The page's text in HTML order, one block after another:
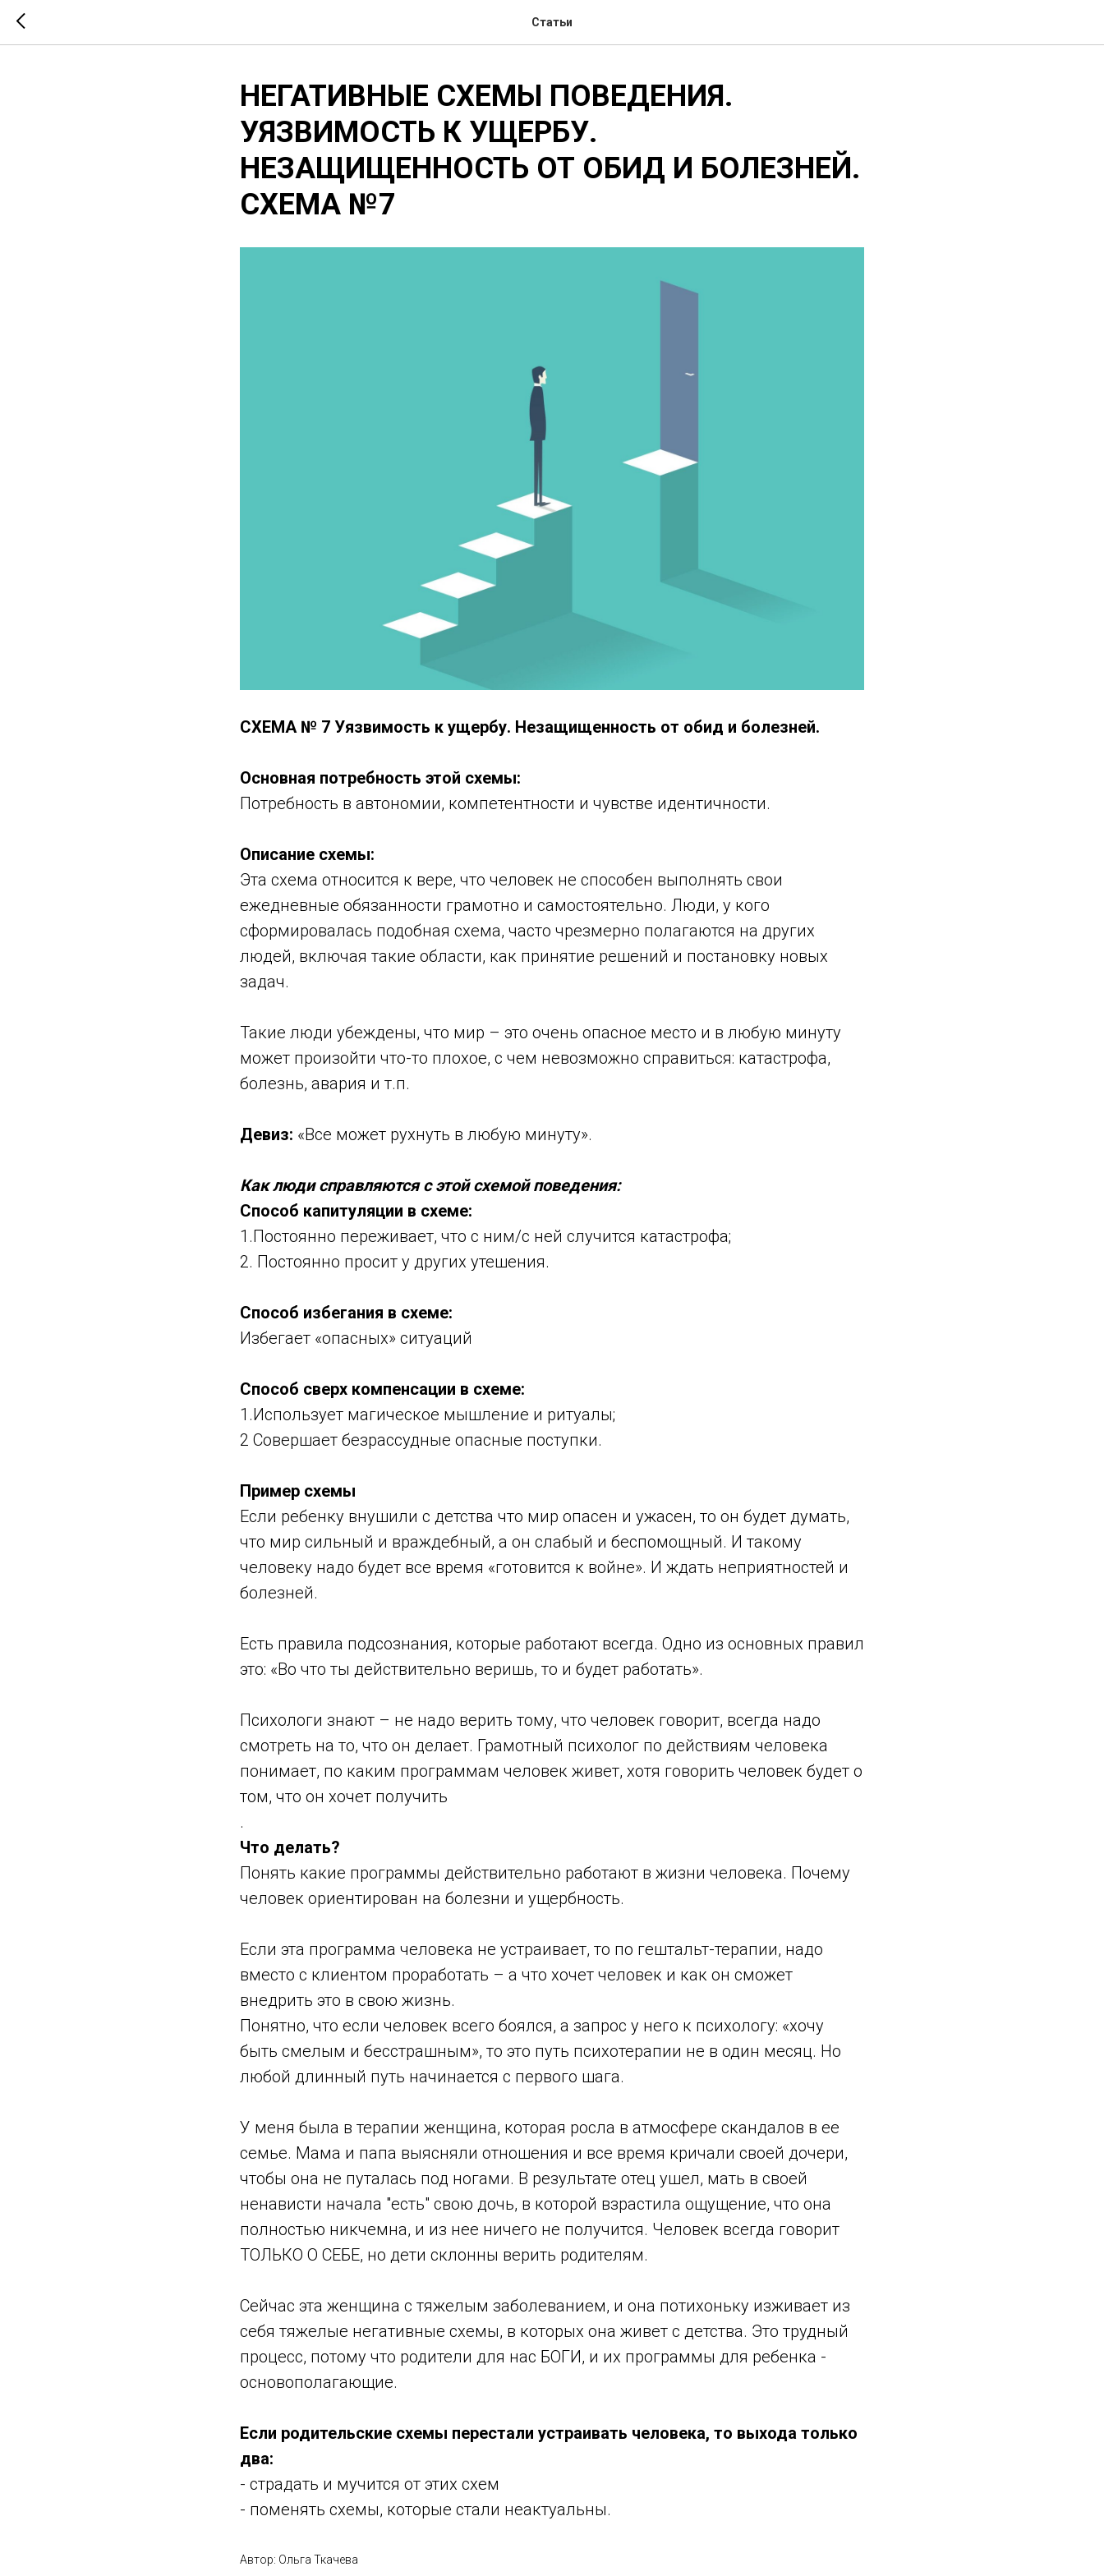
Статьи
НЕГАТИВНЫЕ СХЕМЫ ПОВЕДЕНИЯ.
УЯЗВИМОСТЬ К УЩЕРБУ.
НЕЗАЩИЩЕННОСТЬ ОТ ОБИД И БОЛЕЗНЕЙ.
СХЕМА №7
СХЕМА № 7 Уязвимость к ущербу. Незащищенность от обид и болезней.
Основная потребность этой схемы:
Потребность в автономии, компетентности и чувстве идентичности.
Описание схемы:
Эта схема относится к вере, что человек не способен выполнять свои
ежедневные обязанности грамотно и самостоятельно. Люди, у кого
сформировалась подобная схема, часто чрезмерно полагаются на других
людей, включая такие области, как принятие решений и постановку новых
задач.
Такие люди убеждены, что мир – это очень опасное место и в любую минуту
может произойти что-то плохое, с чем невозможно справиться: катастрофа,
болезнь, авария и т.п.
Девиз: «Все может рухнуть в любую минуту».
Как люди справляются с этой схемой поведения:
Способ капитуляции в схеме:
1.Постоянно переживает, что с ним/с ней случится катастрофа;
2. Постоянно просит у других утешения.
Способ избегания в схеме:
Избегает «опасных» ситуаций
Способ сверх компенсации в схеме:
1.Использует магическое мышление и ритуалы;
2 Совершает безрассудные опасные поступки.
Пример схемы
Если ребенку внушили с детства что мир опасен и ужасен, то он будет думать,
что мир сильный и враждебный, а он слабый и беспомощный. И такому
человеку надо будет все время «готовится к войне». И ждать неприятностей и
болезней.
Есть правила подсознания, которые работают всегда. Одно из основных правил
это: «Во что ты действительно веришь, то и будет работать».
Психологи знают – не надо верить тому, что человек говорит, всегда надо
смотреть на то, что он делает. Грамотный психолог по действиям человека
понимает, по каким программам человек живет, хотя говорить человек будет о
том, что он хочет получить
.
Что делать?
Понять какие программы действительно работают в жизни человека. Почему
человек ориентирован на болезни и ущербность.
Если эта программа человека не устраивает, то по гештальт-терапии, надо
вместо с клиентом проработать – а что хочет человек и как он сможет
внедрить это в свою жизнь.
Понятно, что если человек всего боялся, а запрос у него к психологу: «хочу
быть смелым и бесстрашным», то это путь психотерапии не в один месяц. Но
любой длинный путь начинается с первого шага.
У меня была в терапии женщина, которая росла в атмосфере скандалов в ее
семье. Мама и папа выясняли отношения и все время кричали своей дочери,
чтобы она не путалась под ногами. В результате отец ушел, мать в своей
ненависти начала "есть" свою дочь, в которой взрастила ощущение, что она
полностью никчемна, и из нее ничего не получится. Человек всегда говорит
ТОЛЬКО О СЕБЕ, но дети склонны верить родителям.
Сейчас эта женщина с тяжелым заболеванием, и она потихоньку изживает из
себя тяжелые негативные схемы, в которых она живет с детства. Это трудный
процесс, потому что родители для нас БОГИ, и их программы для ребенка -
основополагающие.
Если родительские схемы перестали устраивать человека, то выхода только
два:
- страдать и мучится от этих схем
- поменять схемы, которые стали неактуальны.
Автор: Ольга Ткачева